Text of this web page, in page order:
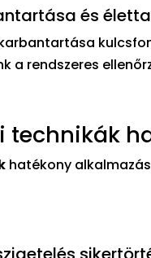
és
a rendszeres
technikák
hatékony